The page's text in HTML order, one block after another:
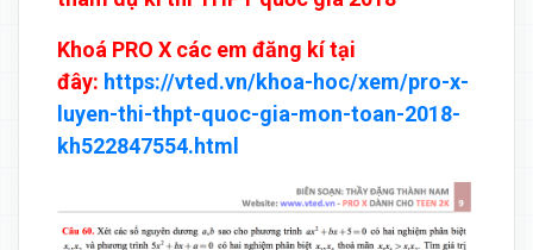
Khoá PRO X các em đăng kí tại
đây: https://vted.vn/khoa-hoc/xem/pro-x-
luyen-thi-thpt-quoc-gia-mon-toan-2018-
kh522847554.html